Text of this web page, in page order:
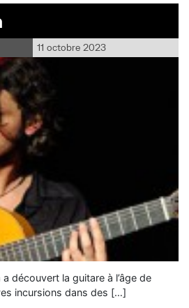
11 octobre 2023
découvert la guitare à l’âge de
incursions dans des […]